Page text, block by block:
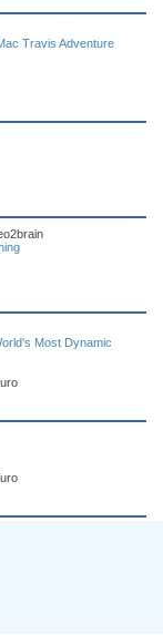
Travis Adventure
Most Dynamic